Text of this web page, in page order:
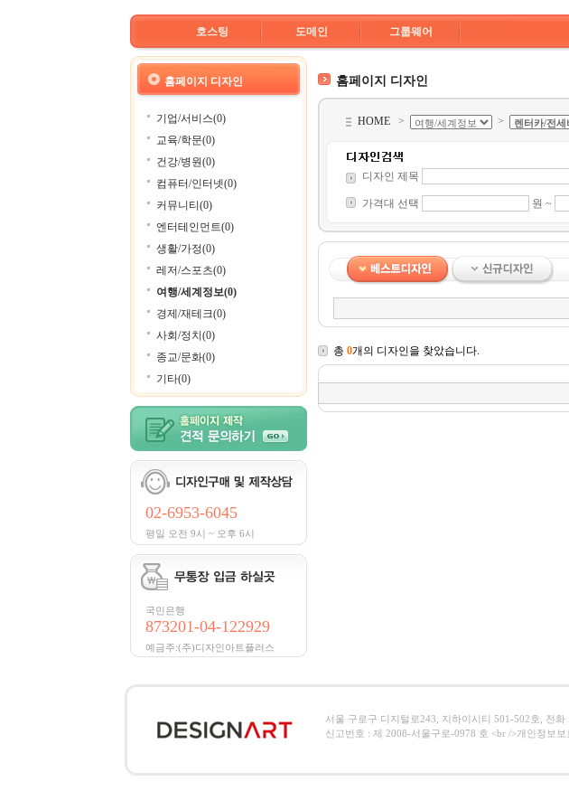
호스팅 도메인 그룹웨어
홈페이지 디자인
기업/서비스(0)
교육/학문(0)
건강/병원(0)
컴퓨터/인터넷(0)
커뮤니티(0)
엔터테인먼트(0)
생활/가정(0)
레저/스포츠(0)
여행/세계정보(0)
경제/재테크(0)
사회/정치(0)
종교/문화(0)
기타(0)
02-6953-6045
평일 오전 9시 ~ 오후 6시
국민은행
873201-04-122929
예금주:(주)디자인아트플러스
홈페이지 디자인
HOME > >
디자인 제목
가격대 선택 원 ~
총 0개의 디자인을 찾았습니다.
서울 구로구 디지털로243, 지하이시티 501-502호, 전
신고번호 : 제 2008-서울구로-0978 호 <br />개인정보